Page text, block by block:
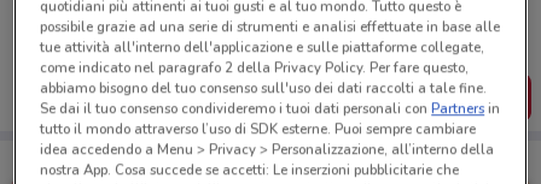
Puoi trovare le migliori offerte dei negozi vicino a te,
salvarle e creare la tua lista del risparmio, comodamente
dal tuo cellulare.
SCARICA L’APP
quotidiani più attinenti ai tuoi gusti e al tuo mondo. Tutto questo è
possibile grazie ad una serie di strumenti e analisi effettuate in base alle
tue attività all'interno dell'applicazione e sulle piattaforme collegate,
come indicato nel paragrafo 2 della Privacy Policy. Per fare questo,
abbiamo bisogno del tuo consenso sull'uso dei dati raccolti a tale fine.
Se dai il tuo consenso condivideremo i tuoi dati personali conPartnersin
tutto il mondo attraverso l’uso di SDK esterne. Puoi sempre cambiare
idea accedendo a Menu > Privacy > Personalizzazione, all’interno della
nostra App. Cosa succede se accetti: Le inserzioni pubblicitarie che